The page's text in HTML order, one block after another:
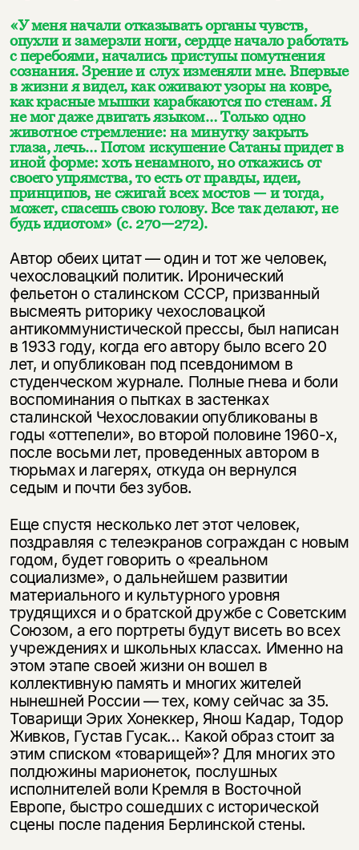
«У меня начали отказывать органы чувств,
опухли и замерзли ноги, сердце начало работать
с перебоями, начались приступы помутнения
сознания. Зрение и слух изменяли мне. Впервые
в жизни я видел, как оживают узоры на ковре,
как красные мышки карабкаются по стенам. Я
не мог даже двигать языком… Только одно
животное стремление: на минутку закрыть
глаза, лечь… Потом искушение Сатаны придет в
иной форме: хоть ненамного, но откажись от
своего упрямства, то есть от правды, идеи,
принципов, не сжигай всех мостов — и тогда,
может, спасешь свою голову. Все так делают, не
будь идиотом» (c. 270—272).
Автор обеих цитат — один и тот же человек,
чехословацкий политик. Иронический
фельетон о сталинском СССР, призванный
высмеять риторику чехословацкой
антикоммунистической прессы, был написан
в 1933 году, когда его автору было всего 20
лет, и опубликован под псевдонимом в
студенческом журнале. Полные гнева и боли
воспоминания о пытках в застенках
сталинской Чехословакии опубликованы в
годы «оттепели», во второй половине 1960-х,
после восьми лет, проведенных автором в
тюрьмах и лагерях, откуда он вернулся
седым и почти без зубов.
Еще спустя несколько лет этот человек,
поздравляя с телеэкранов сограждан с новым
годом, будет говорить о «реальном
социализме», о дальнейшем развитии
материального и культурного уровня
трудящихся и о братской дружбе с Советским
Союзом, а его портреты будут висеть во всех
учреждениях и школьных классах. Именно на
этом этапе своей жизни он вошел в
коллективную память и многих жителей
нынешней России — тех, кому сейчас за 35.
Товарищи Эрих Хонеккер, Янош Кадар, Тодор
Живков, Густав Гусак… Какой образ стоит за
этим списком «товарищей»? Для многих это
полдюжины марионеток, послушных
исполнителей воли Кремля в Восточной
Европе, быстро сошедших с исторической
сцены после падения Берлинской стены.